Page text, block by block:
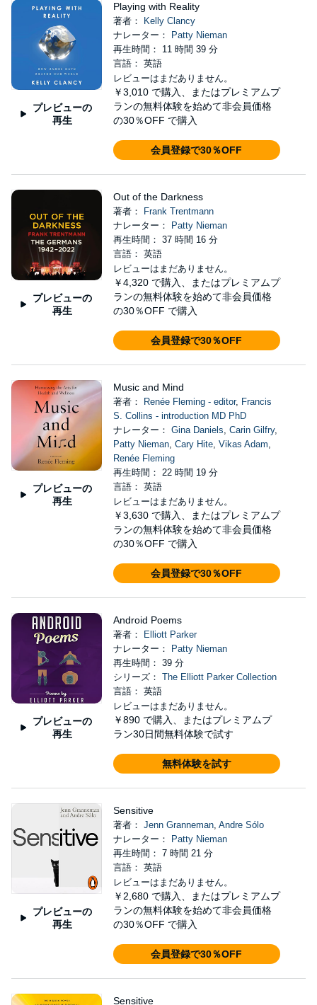
プレビューの
再生
Playing with Reality
著者：
Kelly Clancy
ナレーター：
Patty Nieman
再生時間： 11 時間 39 分
言語： 英語
レビューはまだありません。
￥3,010 で購入、またはプレミアムプ
ランの無料体験を始めて非会員価格
の30％OFF で購入
会員登録で30％OFF
プレビューの
再生
Out of the Darkness
著者：
Frank Trentmann
ナレーター：
Patty Nieman
再生時間： 37 時間 16 分
言語： 英語
レビューはまだありません。
￥4,320 で購入、またはプレミアムプ
ランの無料体験を始めて非会員価格
の30％OFF で購入
会員登録で30％OFF
プレビューの
再生
Music and Mind
著者： Renée Fleming - editor, Francis
S. Collins - introduction MD PhD
ナレーター： Gina Daniels, Carin Gilfry,
Patty Nieman, Cary Hite, Vikas Adam,
Renée Fleming
再生時間： 22 時間 19 分
言語： 英語
レビューはまだありません。
￥3,630 で購入、またはプレミアムプ
ランの無料体験を始めて非会員価格
の30％OFF で購入
会員登録で30％OFF
プレビューの
再生
Android Poems
著者：
Elliott Parker
ナレーター：
Patty Nieman
再生時間： 39 分
シリーズ： The Elliott Parker Collection
言語： 英語
レビューはまだありません。
￥890 で購入、またはプレミアムプ
ラン30日間無料体験で試す
無料体験を試す
プレビューの
再生
Sensitive
著者： Jenn Granneman, Andre Sólo
ナレーター：
Patty Nieman
再生時間： 7 時間 21 分
言語： 英語
レビューはまだありません。
￥2,680 で購入、またはプレミアムプ
ランの無料体験を始めて非会員価格
の30％OFF で購入
会員登録で30％OFF
Sensitive